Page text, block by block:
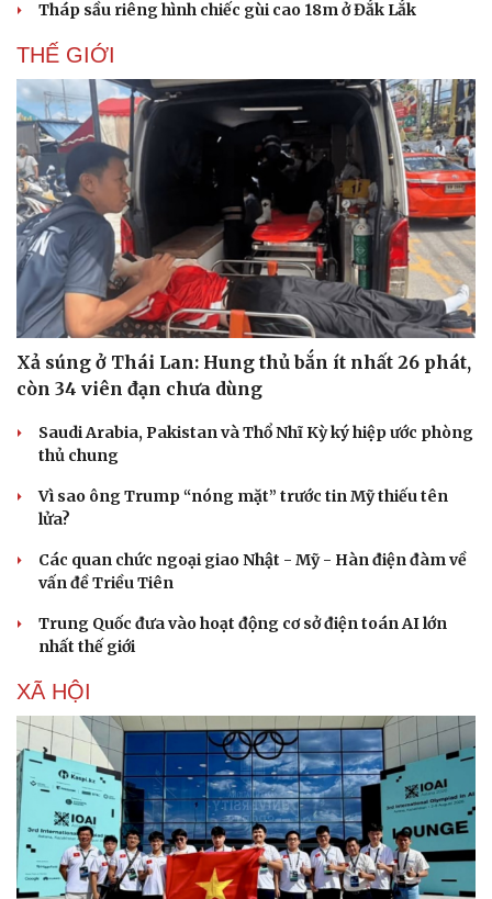
Tin nóng
Việt Nam
Tháp sầu riêng hình chiếc gùi cao 18m ở Đắk Lắk
THẾ GIỚI
Xả súng ở Thái Lan: Hung thủ bắn ít nhất 26 phát,
còn 34 viên đạn chưa dùng
Saudi Arabia, Pakistan và Thổ Nhĩ Kỳ ký hiệp ước phòng
thủ chung
Vì sao ông Trump “nóng mặt” trước tin Mỹ thiếu tên
lửa?
Các quan chức ngoại giao Nhật - Mỹ - Hàn điện đàm về
vấn đề Triều Tiên
Trung Quốc đưa vào hoạt động cơ sở điện toán AI lớn
nhất thế giới
XÃ HỘI